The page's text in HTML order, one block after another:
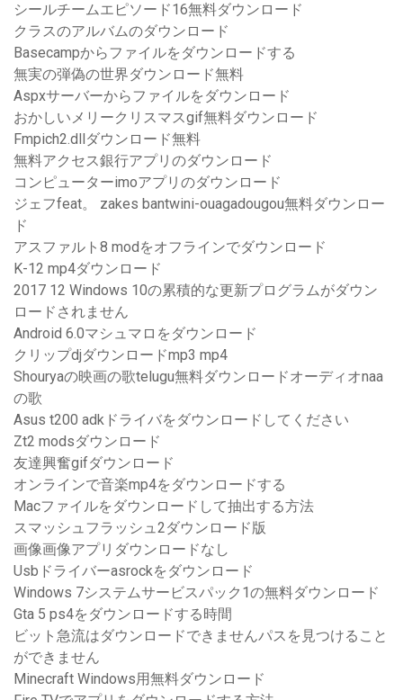
シールチームエピソード16無料ダウンロード
クラスのアルバムのダウンロード
Basecampからファイルをダウンロードする
無実の弾偽の世界ダウンロード無料
Aspxサーバーからファイルをダウンロード
おかしいメリークリスマスgif無料ダウンロード
Fmpich2.dllダウンロード無料
無料アクセス銀行アプリのダウンロード
コンピューターimoアプリのダウンロード
ジェフfeat。 zakes bantwini-ouagadougou無料ダウンロー
ド
アスファルト8 modをオフラインでダウンロード
K-12 mp4ダウンロード
2017 12 Windows 10の累積的な更新プログラムがダウン
ロードされません
Android 6.0マシュマロをダウンロード
クリップdjダウンロードmp3 mp4
Shouryaの映画の歌telugu無料ダウンロードオーディオnaa
の歌
Asus t200 adkドライバをダウンロードしてください
Zt2 modsダウンロード
友達興奮gifダウンロード
オンラインで音楽mp4をダウンロードする
Macファイルをダウンロードして抽出する方法
スマッシュフラッシュ2ダウンロード版
画像画像アプリダウンロードなし
Usbドライバーasrockをダウンロード
Windows 7システムサービスパック1の無料ダウンロード
Gta 5 ps4をダウンロードする時間
ビット急流はダウンロードできませんパスを見つけること
ができません
Minecraft Windows用無料ダウンロード